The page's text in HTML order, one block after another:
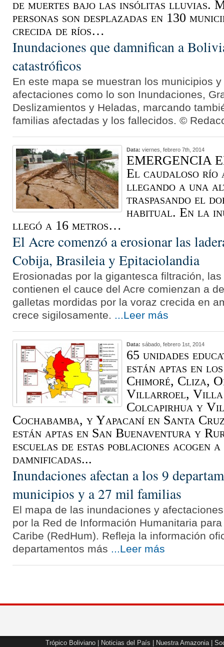
de muertes bajo las insólitas lluvias.
personas son desplazadas en 130
crecida de ríos…
Inundaciones que damnifican a
catastróficos
En este mapa se muestran los municipios
afectaciones como lo son Inundaciones,
Deslizamientos y Heladas, marcando
familias afectadas y los fallecidos. ©
Data: viernes, febrero 7th, 2014
EMERGENCIA
El caudaloso río
llegando a una
traspasando el
habitual. En la
llegó a 16 metros…
El Acre comenzó a erosionar las
Cobija, Brasileia y Epitaciolandia
Erosionadas por la gigantesca filtración,
contienen el cauce del Acre comienzan a
galletas mordidas por la voraz crecida en
crece sigilosamente. ...Leer más
Data: sábado, febrero 1st, 2014
65 unidades
están aptas en
Chimoré, Cliza,
Villarroel, Villa
Colcapirhua y
Cochabamba, y Yapacaní en Santa
están aptas en San Buenaventura y
escuelas de estas poblaciones acogen
damnificadas...
Inundaciones afectan a los 9
municipios y a 27 mil familias
El mapa de las inundaciones y
por la Red de Información Humanitaria
Caribe (RedHum). Refleja la información
departamentos más ...Leer más
Trópico Boliviano Noticias del País Nuestra Amazonia|